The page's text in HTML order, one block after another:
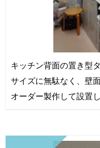
キッチン背面の置き型
サイズに無駄なく、壁
オーダー製作して設置し